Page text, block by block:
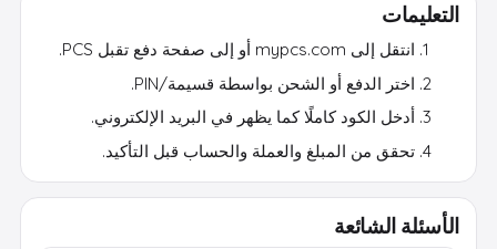
التعليمات
انتقل إلى mypcs.com أو إلى صفحة دفع تقبل PCS.
اختر الدفع أو الشحن بواسطة قسيمة/PIN.
أدخل الكود كاملًا كما يظهر في البريد الإلكتروني.
تحقق من المبلغ والعملة والحساب قبل التأكيد.
الأسئلة الشائعة